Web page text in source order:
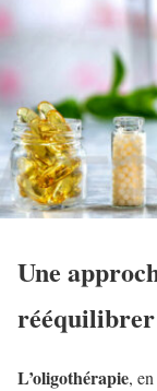
Une
L’oligothérapie,